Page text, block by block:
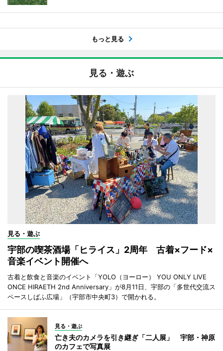
もっと見る
見る・遊ぶ
見る・遊ぶ
宇部の喫茶酒場「ヒライス」2周年 古着×フード×
音楽イベント開催へ
古着と飲食と音楽のイベント「YOLO（ヨーロー） YOU ONLY LIVE
ONCE HIRAETH 2nd Anniversary」が8月11日、宇部の「多世代交流ス
ペースしばふ広場」（宇部市中央町3）で開かれる。
見る・遊ぶ
亡き夫のカメラを引き継ぎ「二人展」 宇部・神原
のカフェで写真展